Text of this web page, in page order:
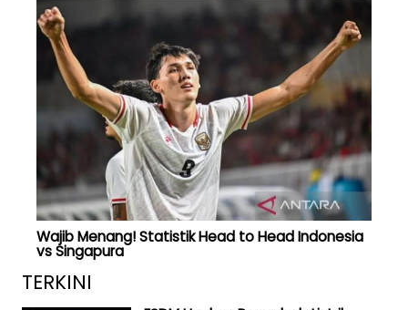
Wajib Menang! Statistik Head to Head Indonesia
vs Singapura
TERKINI